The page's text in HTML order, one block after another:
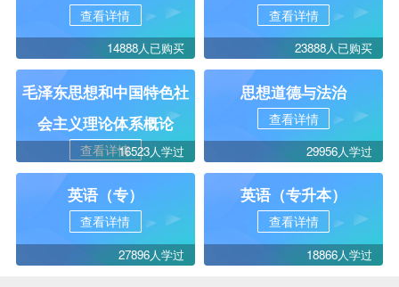
查看详情
14888人已购买
查看详情
23888人已购买
毛泽东思想和中国特色社
会主义理论体系概论
查看详情16523人学过
思想道德与法治
查看详情
29956人学过
英语（专）
查看详情
27896人学过
英语（专升本）
查看详情
18866人学过